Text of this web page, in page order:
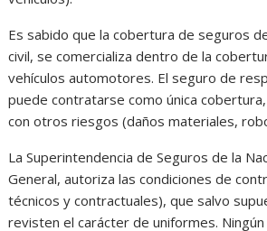
Es sabido que la cobertura de seguros
civil, se comercializa dentro de la
vehículos automotores. El seguro de
puede contratarse como única
con otros riesgos (daños materiales,
La Superintendencia de Seguros de la
General, autoriza las condiciones de
técnicos y contractuales), que salvo
revisten el carácter de uniformes.